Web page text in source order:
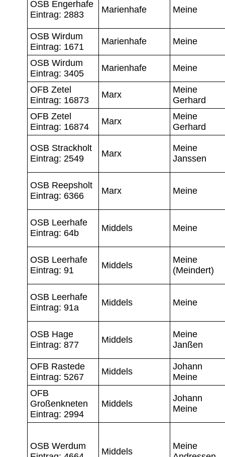
OSB Engerhafe
Eintrag: 2883
Marienhafe Meine
OSB Wirdum
Eintrag: 1671
Marienhafe Meine
OSB Wirdum
Eintrag: 3405
Marienhafe Meine
OFB Zetel
Eintrag: 16873
Marx
Meine
Gerhard
OFB Zetel
Eintrag: 16874
Marx
Meine
Gerhard
OSB Strackholt
Eintrag: 2549
Marx
Meine
Janssen
OSB Reepsholt
Eintrag: 6366
Marx Meine
OSB Leerhafe
Eintrag: 64b
Middels Meine
OSB Leerhafe
Eintrag: 91
Middels
Meine
(Meindert)
OSB Leerhafe
Eintrag: 91a
Middels Meine
OSB Hage
Eintrag: 877
Middels
Meine
Janßen
OFB Rastede
Eintrag: 5267
Middels
Johann
Meine
OFB
Großenkneten
Eintrag: 2994
Middels
Johann
Meine
OSB Werdum
Middels
Meine